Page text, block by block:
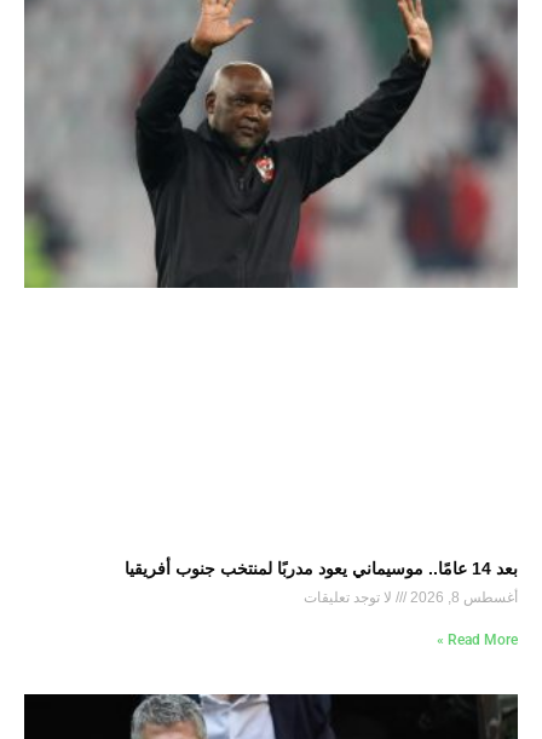
بعد 14 عامًا.. موسيماني يعود مدربًا لمنتخب جنوب أفريقيا
أغسطس 8, 2026 لا توجد تعليقات
Read More »